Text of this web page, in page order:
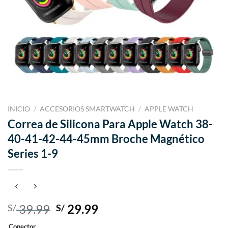
INICIO / ACCESORIOS SMARTWATCH / APPLE WATCH
Correa de Silicona Para Apple Watch 38-
40-41-42-44-45mm Broche Magnético
Series 1-9
S/39.99 El
S/ 29.99El